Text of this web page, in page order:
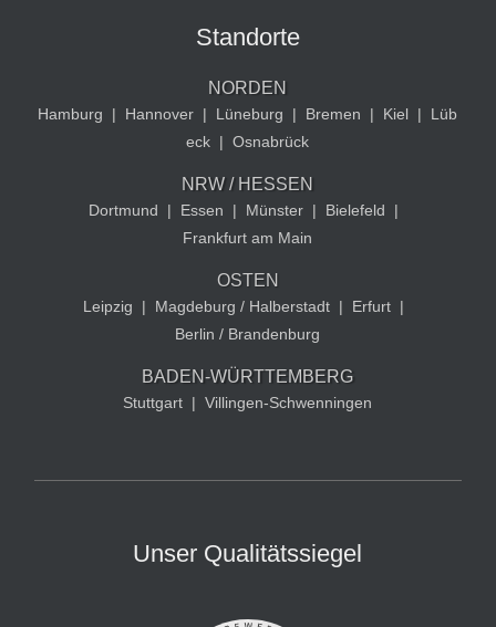
Standorte
NORDEN
Hamburg | Hannover | Lüneburg | Bremen | Kiel |
Lüb
eck | Osnabrück
NRW / HESSEN
Dortmund | Essen | Münster | Bielefeld
|
Frankfurt am Main
OSTEN
Leipzig | Magdeburg / Halberstadt | Erfurt |
Berlin / Brandenburg
BADEN-WÜRTTEMBERG
Stuttgart | Villingen-Schwenningen
Unser Qualitätssiegel